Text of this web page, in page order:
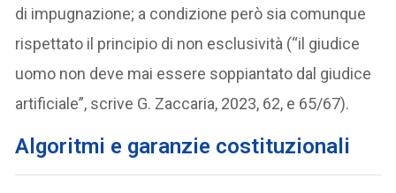
di impugnazione; a condizione però sia comunque
rispettato il principio di non esclusività (“il giudice
uomo non deve mai essere soppiantato dal giudice
artificiale”, scrive G. Zaccaria, 2023, 62, e 65/67).
Algoritmi e garanzie costituzionali